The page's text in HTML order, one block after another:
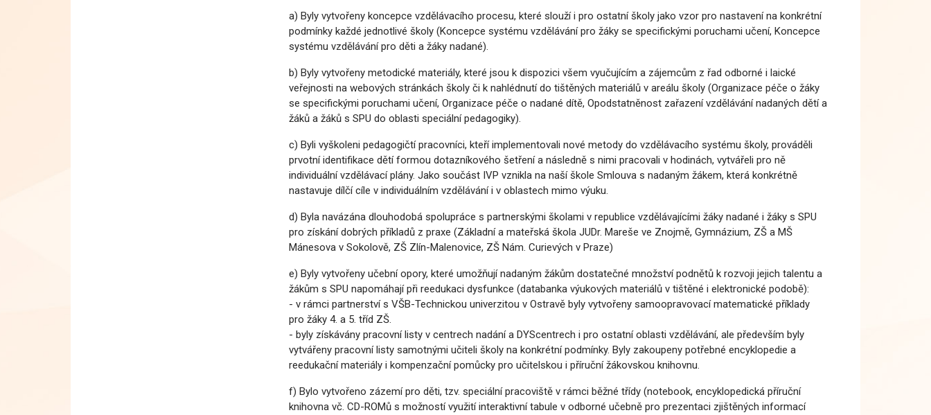
a) Byly vytvořeny koncepce vzdělávacího procesu, které slouží i pro ostatní školy jako vzor pro nastavení na konkrétní
podmínky každé jednotlivé školy (Koncepce systému vzdělávání pro žáky se specifickými poruchami učení, Koncepce
systému vzdělávání pro děti a žáky nadané).
b) Byly vytvořeny metodické materiály, které jsou k dispozici všem vyučujícím a zájemcům z řad odborné i laické
veřejnosti na webových stránkách školy či k nahlédnutí do tištěných materiálů v areálu školy (Organizace péče o žáky
se specifickými poruchami učení, Organizace péče o nadané dítě, Opodstatněnost zařazení vzdělávání nadaných dětí a
žáků a žáků s SPU do oblasti speciální pedagogiky).
c) Byli vyškoleni pedagogičtí pracovníci, kteří implementovali nové metody do vzdělávacího systému školy, prováděli
prvotní identifikace dětí formou dotazníkového šetření a následně s nimi pracovali v hodinách, vytvářeli pro ně
individuální vzdělávací plány. Jako součást IVP vznikla na naší škole Smlouva s nadaným žákem, která konkrétně
nastavuje dílčí cíle v individuálním vzdělávání i v oblastech mimo výuku.
d) Byla navázána dlouhodobá spolupráce s partnerskými školami v republice vzdělávajícími žáky nadané i žáky s SPU
pro získání dobrých příkladů z praxe (Základní a mateřská škola JUDr. Mareše ve Znojmě, Gymnázium, ZŠ a MŠ
Mánesova v Sokolově, ZŠ Zlín-Malenovice, ZŠ Nám. Curievých v Praze)
e) Byly vytvořeny učební opory, které umožňují nadaným žákům dostatečné množství podnětů k rozvoji jejich talentu a
žákům s SPU napomáhají při reedukaci dysfunkce (databanka výukových materiálů v tištěné i elektronické podobě):
- v rámci partnerství s VŠB-Technickou univerzitou v Ostravě byly vytvořeny samoopravovací matematické příklady
pro žáky 4. a 5. tříd ZŠ.
- byly získávány pracovní listy v centrech nadání a DYScentrech i pro ostatní oblasti vzdělávání, ale především byly
vytvářeny pracovní listy samotnými učiteli školy na konkrétní podmínky. Byly zakoupeny potřebné encyklopedie a
reedukační materiály i kompenzační pomůcky pro učitelskou i příruční žákovskou knihovnu.
f) Bylo vytvořeno zázemí pro děti, tzv. speciální pracoviště v rámci běžné třídy (notebook, encyklopedická příruční
knihovna vč. CD-ROMů s možností využití interaktivní tabule v odborné učebně pro prezentaci zjištěných informací